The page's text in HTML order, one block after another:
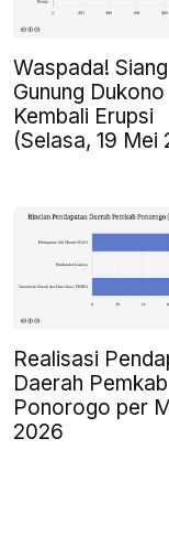
Waspada!
Gunung Dukono
Kembali Erupsi
(Selasa, 19 Mei
Realisasi
Daerah Pemkab
Ponorogo per
2026